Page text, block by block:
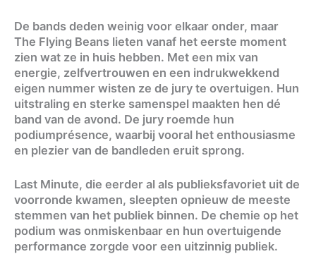
De bands deden weinig voor elkaar onder, maar
The Flying Beans lieten vanaf het eerste moment
zien wat ze in huis hebben. Met een mix van
energie, zelfvertrouwen en een indrukwekkend
eigen nummer wisten ze de jury te overtuigen. Hun
uitstraling en sterke samenspel maakten hen dé
band van de avond. De jury roemde hun
podiumprésence, waarbij vooral het enthousiasme
en plezier van de bandleden eruit sprong.
Last Minute, die eerder al als publieksfavoriet uit de
voorronde kwamen, sleepten opnieuw de meeste
stemmen van het publiek binnen. De chemie op het
podium was onmiskenbaar en hun overtuigende
performance zorgde voor een uitzinnig publiek.